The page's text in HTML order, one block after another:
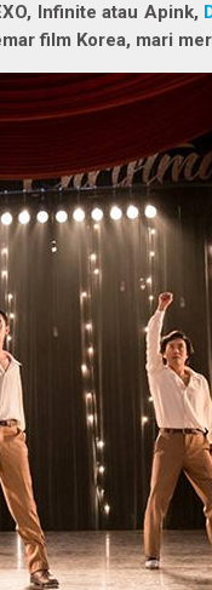
Infinite atau Apink,
film Korea, mari